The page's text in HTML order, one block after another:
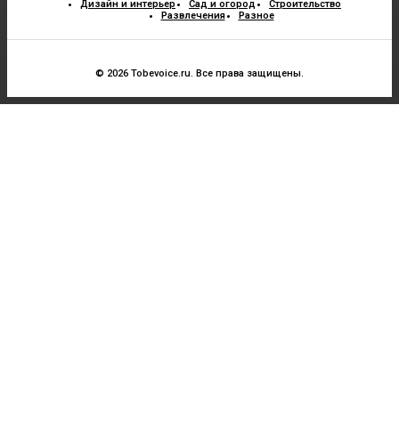
Дизайн и интерьер Сад и огород
Строительство
Развлечения
Разное
© 2026 Tobevoice.ru. Все права защищены.